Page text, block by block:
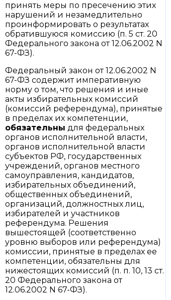
принять меры по пресечению этих
нарушений и незамедлительно
проинформировать о результатах
обратившуюся комиссию (п. 5 ст. 20
Федерального закона от 12.06.2002 N
67-ФЗ).
Федеральный закон от 12.06.2002 N
67-ФЗ содержит императивную
норму о том, что решения и иные
акты избирательных комиссий
(комиссий референдума), принятые
в пределах их компетенции,
обязательны для федеральных
органов исполнительной власти,
органов исполнительной власти
субъектов РФ, государственных
учреждений, органов местного
самоуправления, кандидатов,
избирательных объединений,
общественных объединений,
организаций, должностных лиц,
избирателей и участников
референдума. Решения
вышестоящей (соответственно
уровню выборов или референдума)
комиссии, принятые в пределах ее
компетенции, обязательны для
нижестоящих комиссий (п. п. 10, 13 ст.
20 Федерального закона от
12.06.2002 N 67-ФЗ).